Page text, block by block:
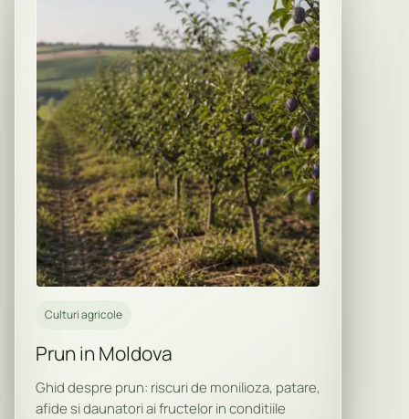
Culturi agricole
Prun in Moldova
Ghid despre prun: riscuri de monilioza, patare,
afide si daunatori ai fructelor in conditiile